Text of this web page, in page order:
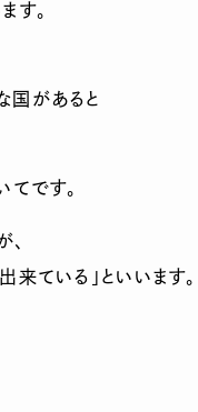
す。
国があると
てです。
来ている」といいます。